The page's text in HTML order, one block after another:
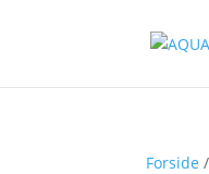
Forside